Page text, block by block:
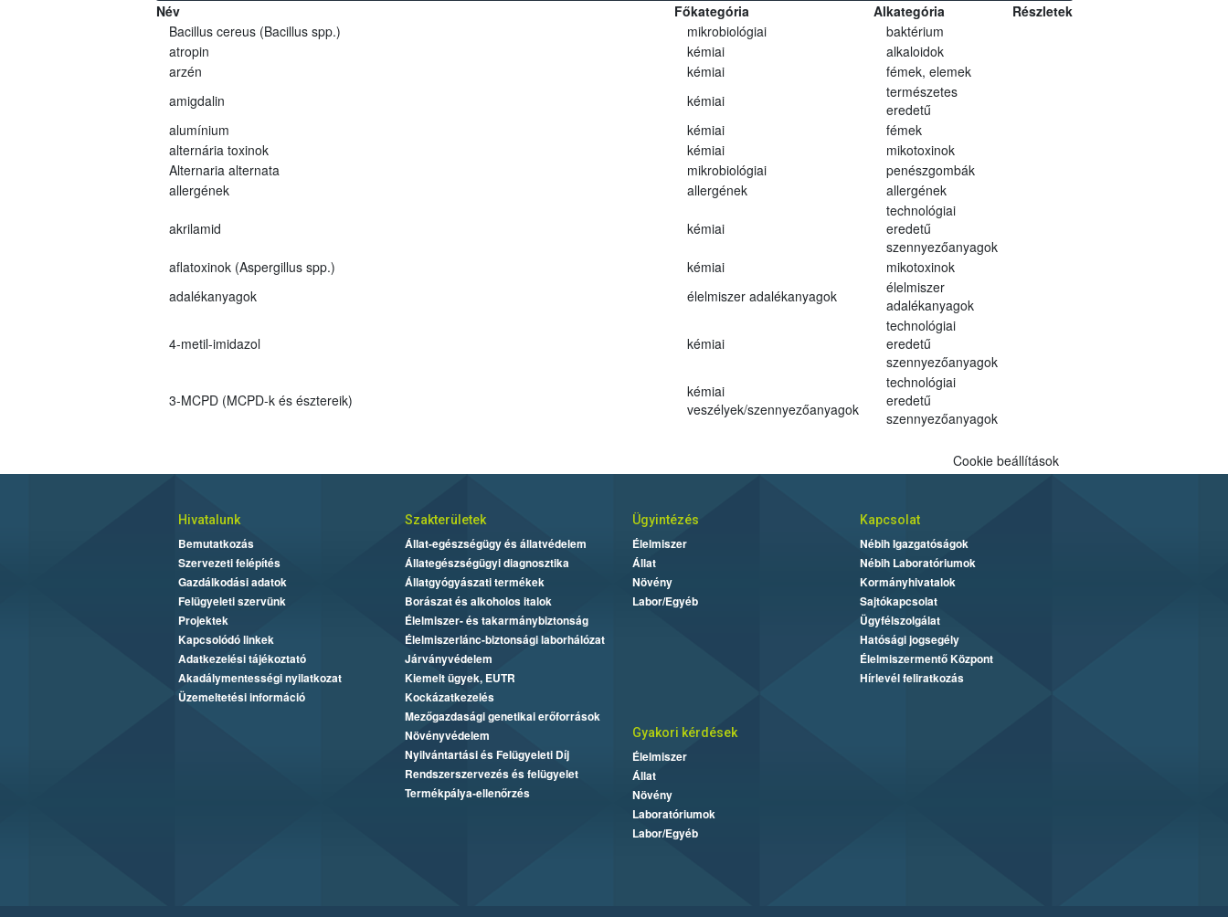
Név Főkategória Alkategória
Részletek
Bacillus cereus (Bacillus spp.)
mikrobiológiai
baktérium
atropin
kémiai
alkaloidok
arzén
kémiai
fémek, elemek
amigdalin
kémiai
természetes
eredetű
alumínium
kémiai
fémek
alternária toxinok
kémiai
mikotoxinok
Alternaria alternata
mikrobiológiai
penészgombák
allergének
allergének allergének
akrilamid kémiai
technológiai
eredetű
szennyezőanyagok
aflatoxinok (Aspergillus spp.)
kémiai
mikotoxinok
adalékanyagok
élelmiszer adalékanyagok
élelmiszer
adalékanyagok
4-metil-imidazol kémiai
technológiai
eredetű
szennyezőanyagok
3-MCPD (MCPD-k és észtereik)
kémiai
veszélyek/szennyezőanyagok
technológiai
eredetű
szennyezőanyagok
Cookie beállítások
Hivatalunk
Bemutatkozás
Szervezeti felépítés
Gazdálkodási adatok
Felügyeleti szervünk
Projektek
Kapcsolódó linkek
Adatkezelési tájékoztató
Akadálymentességi nyilatkozat
Üzemeltetési információ
Szakterületek
Állat-egészségügy és állatvédelem
Állategészségügyi diagnosztika
Állatgyógyászati termékek
Borászat és alkoholos italok
Élelmiszer- és takarmánybiztonság
Élelmiszerlánc-biztonsági laborhálózat
Járványvédelem
Kiemelt ügyek, EUTR
Kockázatkezelés
Mezőgazdasági genetikai erőforrások
Növényvédelem
Nyilvántartási és Felügyeleti Díj
Rendszerszervezés és felügyelet
Termékpálya-ellenőrzés
Ügyintézés
Élelmiszer
Állat
Növény
Labor/Egyéb
Kapcsolat
Nébih Igazgatóságok
Nébih Laboratóriumok
Kormányhivatalok
Sajtókapcsolat
Ügyfélszolgálat
Hatósági jogsegély
Élelmiszermentő Központ
Hírlevél feliratkozás
Gyakori kérdések
Élelmiszer
Állat
Növény
Laboratóriumok
Labor/Egyéb